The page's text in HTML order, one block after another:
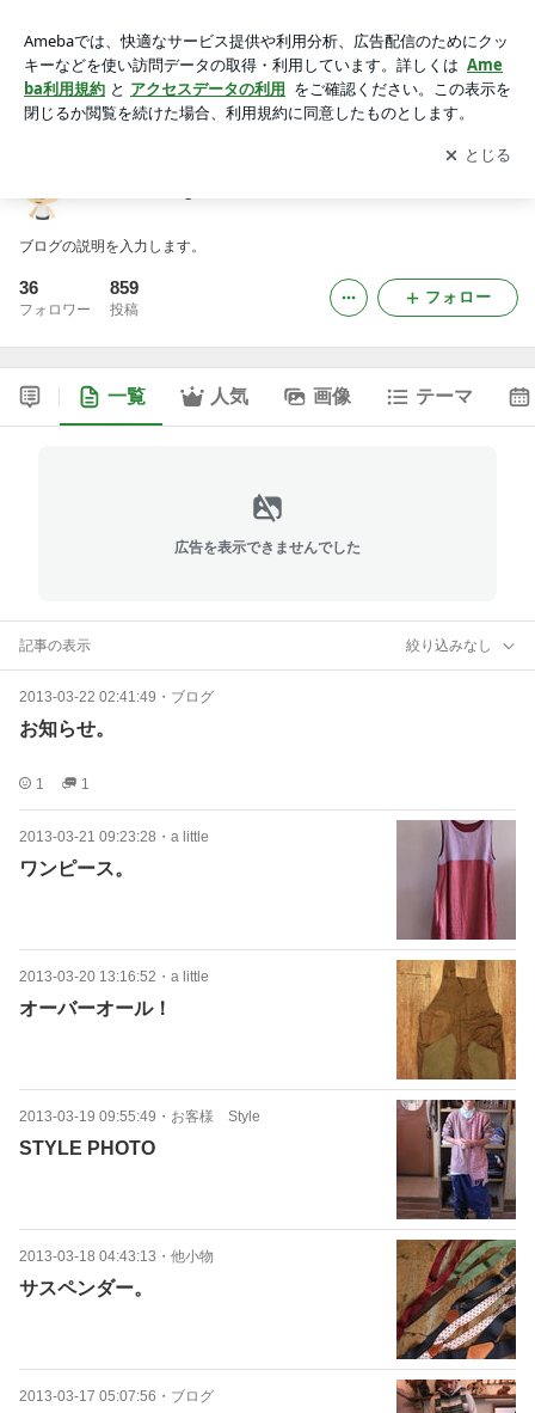
アプリをダウンロードして ブログの更新通知
を受け取りまし
ょう。
開く
ブログの説明を入力します。
36
フォロワー
859
投稿
フォロー
一覧 人気 画像 テーマ
広告を表示できませんでした
記事の表示 絞り込みなし
2013-03-22 02:41:49 ・ ブログ
お知らせ。
1 1
2013-03-21 09:23:28 ・ a little
ワンピース。
2013-03-20 13:16:52 ・ a little
オーバーオール！
2013-03-19 09:55:49 ・ お客様 Style
STYLE PHOTO
2013-03-18 04:43:13 ・ 他小物
サスペンダー。
2013-03-17 05:07:56 ・ ブログ